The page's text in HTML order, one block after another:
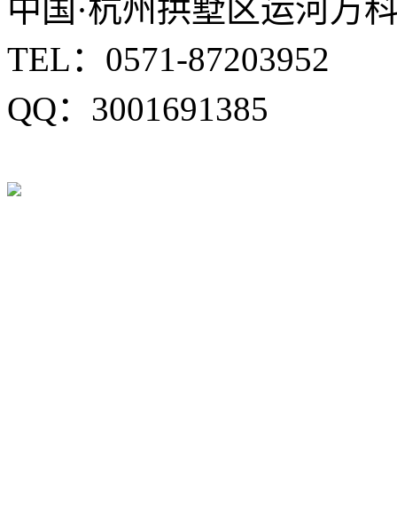
中国·杭州拱墅区运河万
TEL：0571-87203952
QQ：3001691385